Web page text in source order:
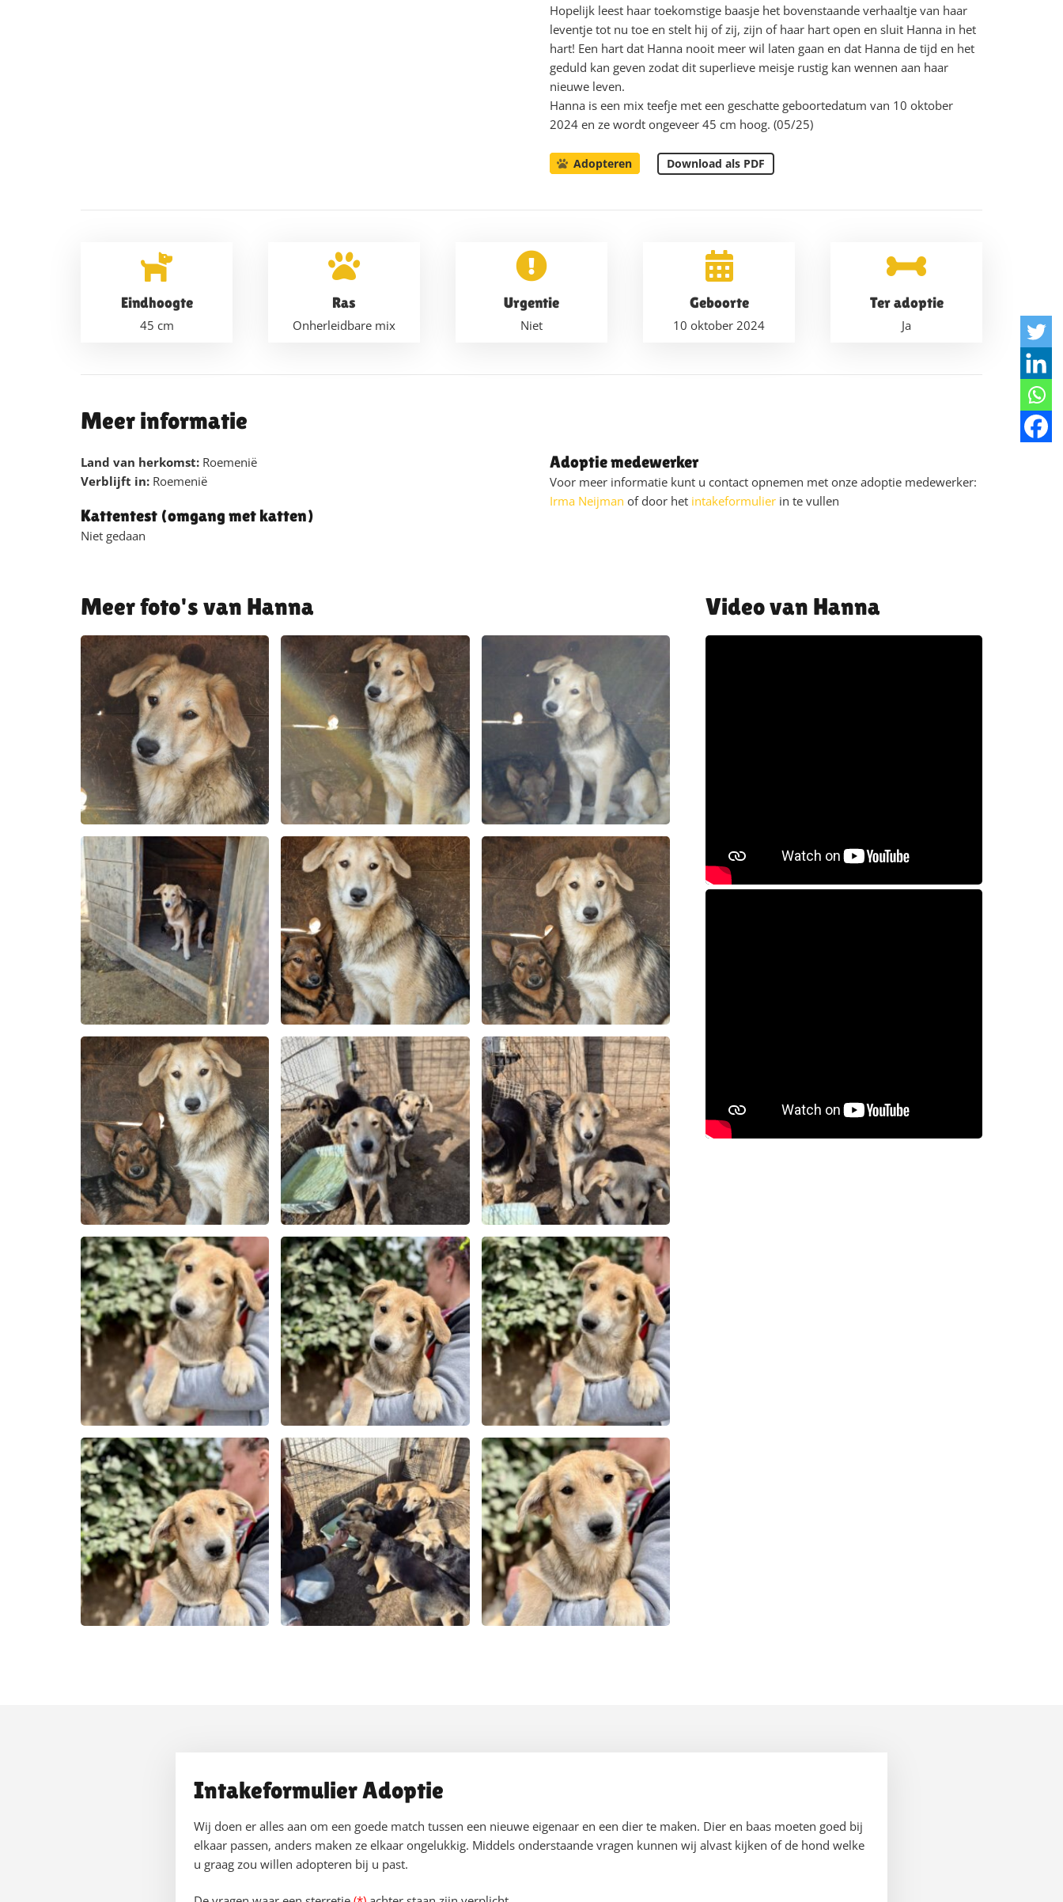
Hopelijk leest haar toekomstige baasje het bovenstaande verhaaltje van haar
leventje tot nu toe en stelt hij of zij, zijn of haar hart open en sluit Hanna in het
hart! Een hart dat Hanna nooit meer wil laten gaan en dat Hanna de tijd en het
geduld kan geven zodat dit superlieve meisje rustig kan wennen aan haar
nieuwe leven.
Hanna is een mix teefje met een geschatte geboortedatum van 10 oktober
2024 en ze wordt ongeveer 45 cm hoog. (05/25)
Adopteren Download als PDF
Eindhoogte
45 cm
Ras
Onherleidbare mix
Urgentie
Niet
Geboorte
10 oktober 2024
Ter adoptie
Ja
Meer informatie
Land van herkomst: Roemenië
Verblijft in: Roemenië
Kattentest (omgang met katten)
Niet gedaan
Adoptie medewerker
Voor meer informatie kunt u contact opnemen met onze adoptie medewerker:
Irma Neijman of door het intakeformulierin te vullen
Hanna Hanna
Intakeformulier Adoptie
Wij doen er alles aan om een goede match tussen een nieuwe eigenaar en een dier te maken. Dier en baas moeten goed bij
elkaar passen, anders maken ze elkaar ongelukkig. Middels onderstaande vragen kunnen wij alvast kijken of de hond welke
u graag zou willen adopteren bij u past.